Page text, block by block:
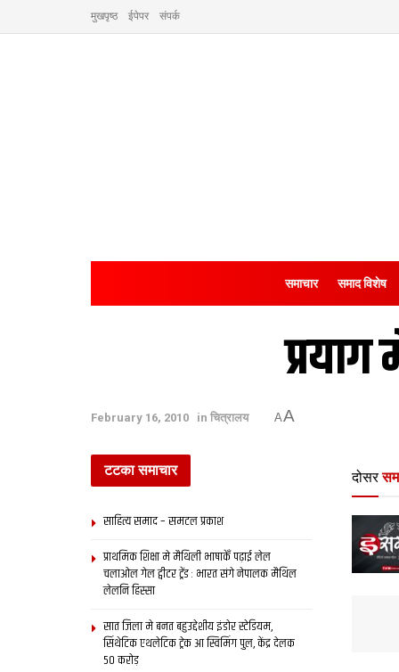
मुखपृष्ठ ईपेपर संपर्क
समाचार समाद विशेष
February 16, 2010 in चित्रालय AA
दोसर
टटका समाचार
साहित्य समाद – समटल प्रकाश
प्राथमिक शि‍क्षा मे मैथि‍ली भाषाकेँ पढ़ाई लेल
चलाओल गेल ट्वीटर ट्रेंड : भारत संगे नेपालक मैथिल
लेलनि हिस्सा
सात जिला मे बनत बहुउद्देशीय इंडोर स्‍टेडि‍यम,
सिंथेटिक एथलेटिक ट्रेक आ स्विमिंग पुल, केंद्र देलक
50 करोड़